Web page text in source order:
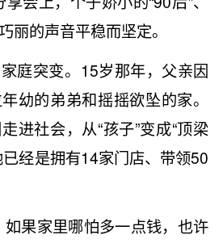
丽的声音平稳而坚定。
庭突变。15岁那年，父亲因
幼的弟弟和摇摇欲坠的家。
进社会，从“孩子”变成“顶梁
经是拥有14家门店、带领50
如果家里哪怕多一点钱，也许